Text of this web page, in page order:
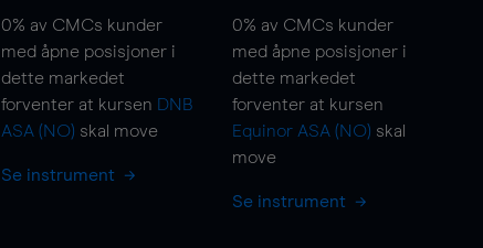
0% av CMCs kunder
med åpne posisjoner i
dette markedet
forventer at kursen DNB
ASA (NO) skal move
Se instrument
0% av CMCs kunder
med åpne posisjoner i
dette markedet
forventer at kursen
Equinor ASA (NO) skal
move
Se instrument